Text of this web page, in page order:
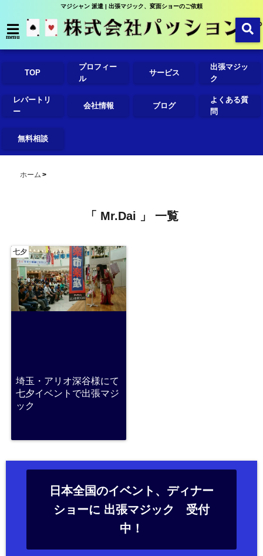
マジシャン 派遣 | 出張マジック、変面ショーのご依頼
menu
TOP
プロフィー
ル
サービス
出張マジッ
ク
レパートリ
ー
会社情報 ブログ
よくある質
問
無料相談
ホーム
「 Mr.Dai 」 一覧
七夕
埼玉・アリオ深谷様にて
七夕イベントで出張マジ
ック
日本全国のイベント、ディナー
ショーに 出張マジック 受付
中！